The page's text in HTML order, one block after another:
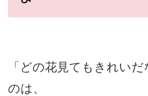
「どの花見てもきれいだ
のは、